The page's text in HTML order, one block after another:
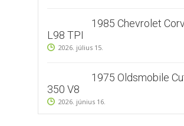
1985 Chevrolet
L98 TPI
2026. július 15.
1975 Oldsmobile
350 V8
2026. június 16.